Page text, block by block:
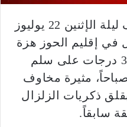
في ساعات ما بعد منتصف ليلة الإثنين 22 يوليوز
في إقليم الحوز هزة
أرضية خفيفة بلغت قوتها 3 درجات على سلم
عند الساعة 00:53 صباحاً، مثيرة مخاوف
ذكريات الزلزال
سابقاً.